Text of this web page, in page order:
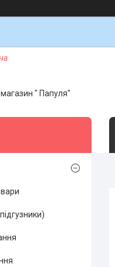
" Папуля"